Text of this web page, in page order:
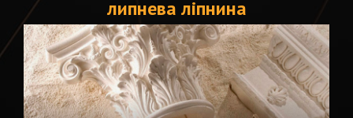
липнева ліпнина